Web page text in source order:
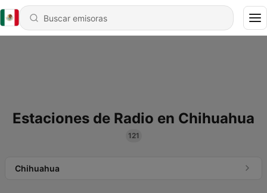
Estaciones de Radio en Chihuahua
121
Chihuahua